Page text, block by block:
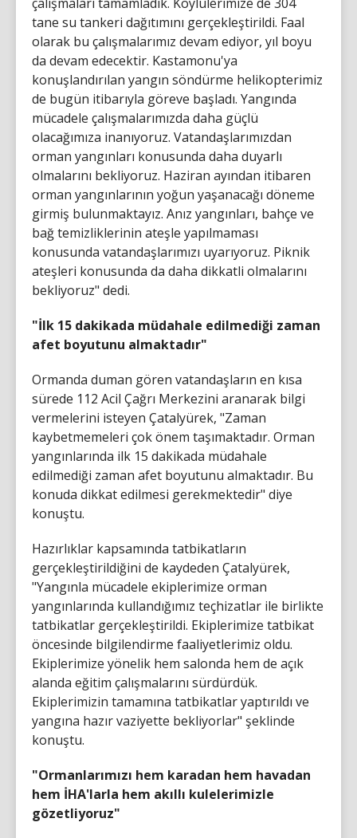
tane su tankeri dağıtımını gerçekleştirildi. Faal
olarak bu çalışmalarımız devam ediyor, yıl boyu
da devam edecektir. Kastamonu'ya
konuşlandırılan yangın söndürme helikopterimiz
de bugün itibarıyla göreve başladı. Yangında
mücadele çalışmalarımızda daha güçlü
olacağımıza inanıyoruz. Vatandaşlarımızdan
orman yangınları konusunda daha duyarlı
olmalarını bekliyoruz. Haziran ayından itibaren
orman yangınlarının yoğun yaşanacağı döneme
girmiş bulunmaktayız. Anız yangınları, bahçe ve
bağ temizliklerinin ateşle yapılmaması
konusunda vatandaşlarımızı uyarıyoruz. Piknik
ateşleri konusunda da daha dikkatli olmalarını
bekliyoruz" dedi.
"İlk 15 dakikada müdahale edilmediği zaman
afet boyutunu almaktadır"
Ormanda duman gören vatandaşların en kısa
sürede 112 Acil Çağrı Merkezini aranarak bilgi
vermelerini isteyen Çatalyürek, "Zaman
kaybetmemeleri çok önem taşımaktadır. Orman
yangınlarında ilk 15 dakikada müdahale
edilmediği zaman afet boyutunu almaktadır. Bu
konuda dikkat edilmesi gerekmektedir" diye
konuştu.
Hazırlıklar kapsamında tatbikatların
gerçekleştirildiğini de kaydeden Çatalyürek,
"Yangınla mücadele ekiplerimize orman
yangınlarında kullandığımız teçhizatlar ile birlikte
tatbikatlar gerçekleştirildi. Ekiplerimize tatbikat
öncesinde bilgilendirme faaliyetlerimiz oldu.
Ekiplerimize yönelik hem salonda hem de açık
alanda eğitim çalışmalarını sürdürdük.
Ekiplerimizin tamamına tatbikatlar yaptırıldı ve
yangına hazır vaziyette bekliyorlar" şeklinde
konuştu.
"Ormanlarımızı hem karadan hem havadan
hem İHA'larla hem akıllı kulelerimizle
gözetliyoruz"